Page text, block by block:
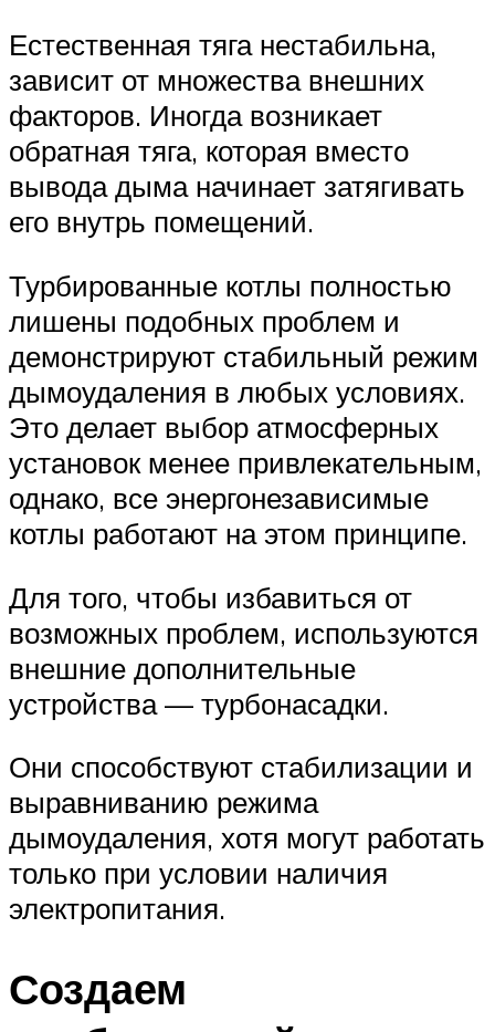
Естественная тяга нестабильна,
зависит от множества внешних
факторов. Иногда возникает
обратная тяга, которая вместо
вывода дыма начинает затягивать
его внутрь помещений.
Турбированные котлы полностью
лишены подобных проблем и
демонстрируют стабильный режим
дымоудаления в любых условиях.
Это делает выбор атмосферных
установок менее привлекательным,
однако, все энергонезависимые
котлы работают на этом принципе.
Для того, чтобы избавиться от
возможных проблем, используются
внешние дополнительные
устройства — турбонасадки.
Они способствуют стабилизации и
выравниванию режима
дымоудаления, хотя могут работать
только при условии наличия
электропитания.
Создаем